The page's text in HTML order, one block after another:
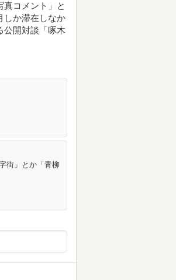
コメント」と
しか滞在しなか
公開対談「啄木
街」とか「青柳